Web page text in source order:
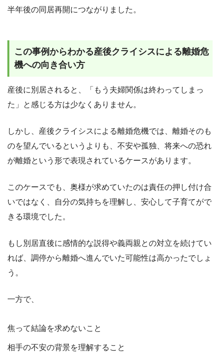
半年後の同居再開につながりました。
この事例からわかる産後クライシスによる離婚危
機への向き合い方
産後に別居されると、「もう夫婦関係は終わってしまっ
た」と感じる方は少なくありません。
しかし、産後クライシスによる離婚危機では、離婚そのも
のを望んでいるというよりも、不安や孤独、将来への恐れ
が離婚という形で表現されているケースがあります。
このケースでも、奥様が求めていたのは責任の押し付け合
いではなく、自分の気持ちを理解し、安心して子育てがで
きる環境でした。
もし別居直後に感情的な説得や義両親との対立を続けてい
れば、調停から離婚へ進んでいた可能性は高かったでしょ
う。
一方で、
焦って結論を求めないこと
相手の不安の背景を理解すること